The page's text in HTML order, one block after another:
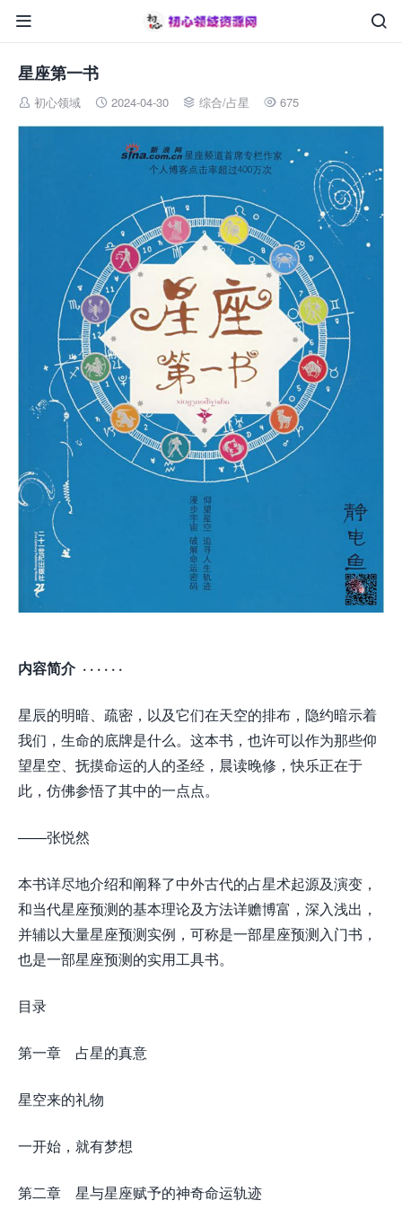


星座第一书
 初心领域  2024-04-30  综合/占星  675
内容简介 · · · · · ·
星辰的明暗、疏密，以及它们在天空的排布，隐约暗示着
我们，生命的底牌是什么。这本书，也许可以作为那些仰
望星空、抚摸命运的人的圣经，晨读晚修，快乐正在于
此，仿佛参悟了其中的一点点。
——张悦然
本书详尽地介绍和阐释了中外古代的占星术起源及演变，
和当代星座预测的基本理论及方法详赡博富，深入浅出，
并辅以大量星座预测实例，可称是一部星座预测入门书，
也是一部星座预测的实用工具书。
目录
第一章 占星的真意
星空来的礼物
一开始，就有梦想
第二章 星与星座赋予的神奇命运轨迹